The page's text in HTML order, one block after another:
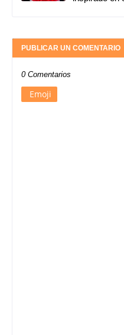
PUBLICAR UN COMENTARIO
0 Comentarios
Emoji